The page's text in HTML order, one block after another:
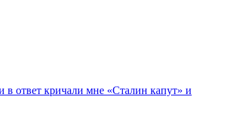
ответ кричали мне «Сталин капут» и